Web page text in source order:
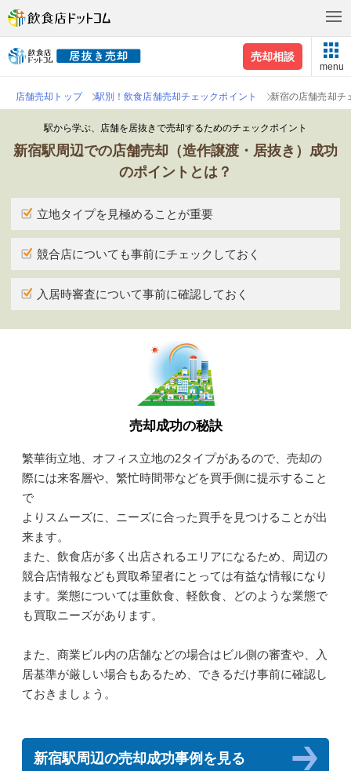
売却相談
menu
店舗売却トップ 駅別！飲食店舗売却チェックポイント 新宿の店舗売却チ
駅から学ぶ、店舗を居抜きで売却するためのチェックポイント
新宿駅周辺での店舗売却（造作譲渡・居抜き）成功
のポイントとは？
立地タイプを見極めることが重要
競合店についても事前にチェックしておく
入居時審査について事前に確認しておく
売却成功の秘訣
繁華街立地、オフィス立地の2タイプがあるので、売却の
際には来客層や、繁忙時間帯などを買手側に提示すること
で
よりスムーズに、ニーズに合った買手を見つけることが出
来ます。
また、飲食店が多く出店されるエリアになるため、周辺の
競合店情報なども買取希望者にとっては有益な情報になり
ます。業態については重飲食、軽飲食、どのような業態で
も買取ニーズがあります。
また、商業ビル内の店舗などの場合はビル側の審査や、入
居基準が厳しい場合もあるため、できるだけ事前に確認し
ておきましょう。
新宿駅周辺の売却成功事例を見る